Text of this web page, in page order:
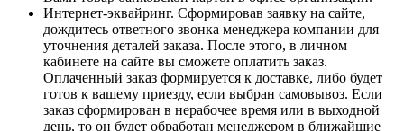
Интернет-эквайринг. Сформировав заявку на сайте,
дождитесь ответного звонка менеджера компании для
уточнения деталей заказа. После этого, в личном
кабинете на сайте вы сможете оплатить заказ.
Оплаченный заказ формируется к доставке, либо будет
готов к вашему приезду, если выбран самовывоз. Если
заказ сформирован в нерабочее время или в выходной
день, то он будет обработан менеджером в ближайшие